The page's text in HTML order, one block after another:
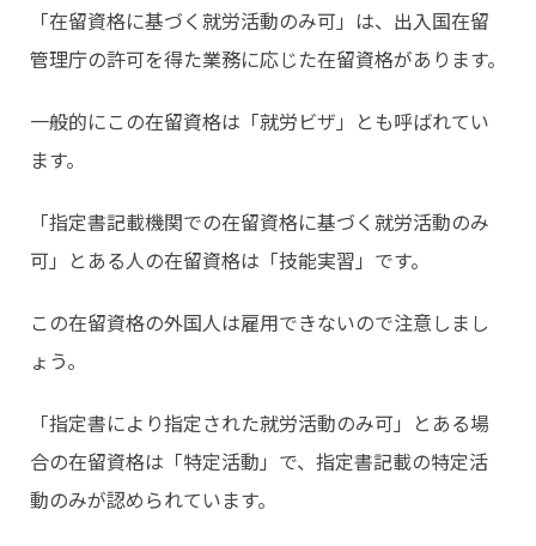
「在留資格に基づく就労活動のみ可」は、出入国在留
管理庁の許可を得た業務に応じた在留資格があります。
一般的にこの在留資格は「就労ビザ」とも呼ばれてい
ます。
「指定書記載機関での在留資格に基づく就労活動のみ
可」とある人の在留資格は「技能実習」です。
この在留資格の外国人は雇用できないので注意しまし
ょう。
「指定書により指定された就労活動のみ可」とある場
合の在留資格は「特定活動」で、指定書記載の特定活
動のみが認められています。